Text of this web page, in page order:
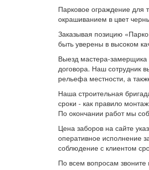
Парковое ограждение для
окрашиванием в цвет
Заказывая позицию
быть уверены в высоком
Выезд мастера-замерщика
договора. Наш сотрудник
рельефа местности, а
Наша строительная
сроки - как правило
По окончании работ мы
Цена заборов на сайте
оперативное исполнение
соблюдение с клиентом
По всем вопросам